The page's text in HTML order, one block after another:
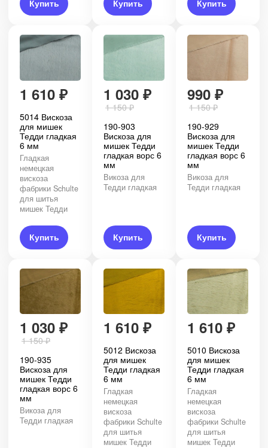
Купить Купить Купить
1 610 ₽
5014 Вискоза
для мишек
Тедди гладкая
6 мм
Гладкая
немецкая
вискоза
фабрики Schulte
для шитья
мишек Тедди
Купить
1 030 ₽
1 150₽
190-903
Вискоза для
мишек Тедди
гладкая ворс 6
мм
Викоза для
Тедди гладкая
Купить
990 ₽
1 150₽
190-929
Вискоза для
мишек Тедди
гладкая ворс 6
мм
Викоза для
Тедди гладкая
Купить
1 030 ₽
1 150₽
190-935
Вискоза для
мишек Тедди
гладкая ворс 6
мм
Викоза для
Тедди гладкая
1 610 ₽
5012 Вискоза
для мишек
Тедди гладкая
6 мм
Гладкая
немецкая
вискоза
фабрики Schulte
для шитья
мишек Тедди
1 610 ₽
5010 Вискоза
для мишек
Тедди гладкая
6 мм
Гладкая
немецкая
вискоза
фабрики Schulte
для шитья
мишек Тедди